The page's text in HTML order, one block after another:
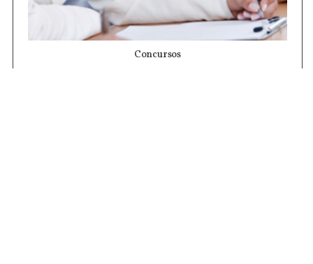
Concursos